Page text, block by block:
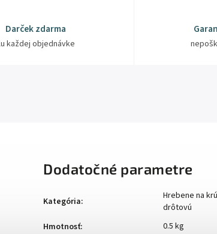
Darček zdarma
každej objednávke
Dodatočné parametre
Kategória:
Hrebene na
drôtovú
Hmotnosť:
0.5 kg